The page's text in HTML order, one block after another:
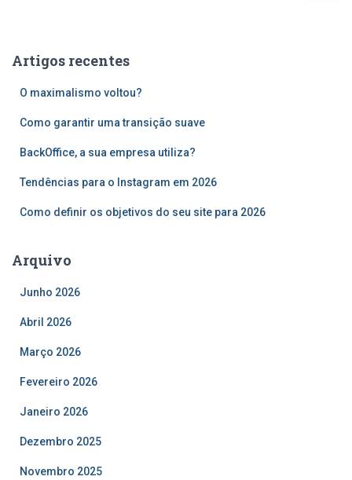
iArtigos recentes
O maximalismo voltou?
Como garantir uma transição suave
BackOffice, a sua empresa utiliza?
Tendências para o Instagram em 2026
Como definir os objetivos do seu site para 2026
Arquivo
Junho 2026
Abril 2026
Março 2026
Fevereiro 2026
Janeiro 2026
Dezembro 2025
Novembro 2025